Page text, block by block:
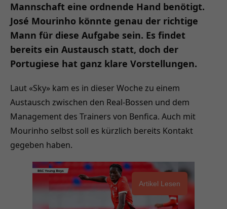
Mannschaft eine ordnende Hand benötigt.
José Mourinho könnte genau der richtige
Mann für diese Aufgabe sein. Es findet
bereits ein Austausch statt, doch der
Portugiese hat ganz klare Vorstellungen.
Laut «Sky» kam es in dieser Woche zu einem
Austausch zwischen den Real-Bossen und dem
Management des Trainers von Benfica. Auch mit
Mourinho selbst soll es kürzlich bereits Kontakt
gegeben haben.
Artikel Lesen